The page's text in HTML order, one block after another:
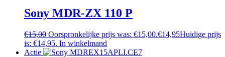
Sony MDR-ZX 110 P
€15,00 Oorspronkelijke prijs was: €15,00.€14,95Huidige prijs
is: €14,95. In winkelmand
Actie